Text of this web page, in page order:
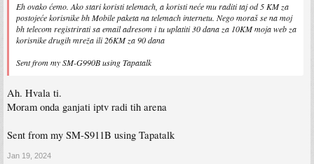
Eh ovako ćemo. Ako stari koristi telemach, a koristi neće mu raditi taj od 5 KM za
postojeće korisnike bh Mobile paketa na telemach internetu. Nego moraš se na moj
bh telecom registrirati sa email adresom i tu uplatiti 30 dana za 10KM moja web za
korisnike drugih mreža ili 26KM za 90 dana
Sent from my SM-G990B using Tapatalk
Ah. Hvala ti.
Moram onda ganjati iptv radi tih arena
Sent from my SM-S911B using Tapatalk
Jan 19, 2024